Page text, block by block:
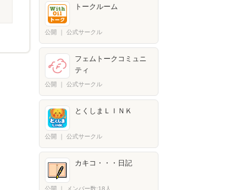
トークルーム
公開 公式サークル
フェムトークコミュニ
ティ
公開 公式サークル
とくしまＬＩＮＫ
公開 公式サークル
カキコ・・・日記
公開 メンバー数:18人